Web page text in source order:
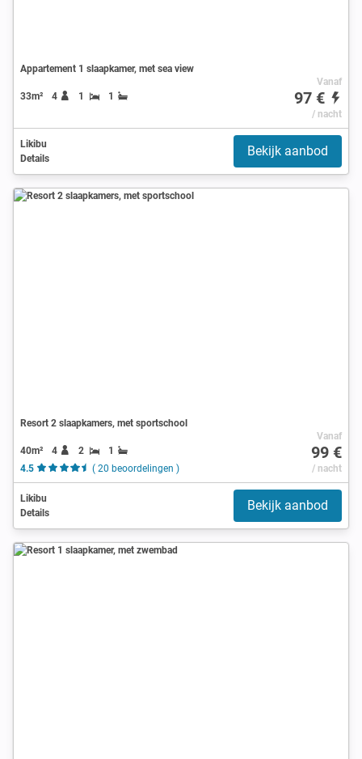
Appartement 1 slaapkamer, met sea view
33m² 4 1 1
Vanaf
97 €
/ nacht
Likibu
Details
Bekijk aanbod
Resort 2 slaapkamers, met sportschool
40m² 4 2
1
4.5
( 20 beoordelingen )
Vanaf
99 €
/ nacht
Likibu
Details
Bekijk aanbod